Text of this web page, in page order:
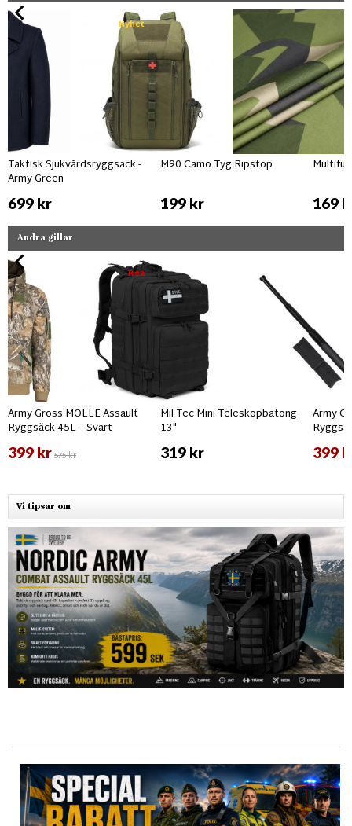
Nyhet
Taktisk Sjukvårdsryggsäck -
Army Green
699 kr
M90 Camo Tyg Ripstop
199 kr 169
Andra gillar
Rea
Army Gross MOLLE Assault
Ryggsäck 45L – Svart
399 kr575 kr
Mil Tec Mini Teleskopbatong
13"
319 kr
Army
399
Vi tipsar om